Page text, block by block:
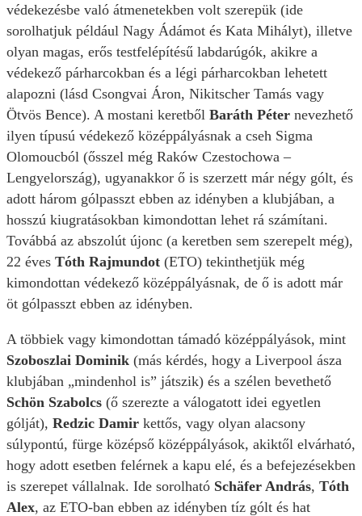
védekezésbe való átmenetekben volt szerepük (ide
sorolhatjuk például Nagy Ádámot és Kata Mihályt), illetve
olyan magas, erős testfelépítésű labdarúgók, akikre a
védekező párharcokban és a légi párharcokban lehetett
alapozni (lásd Csongvai Áron, Nikitscher Tamás vagy
Ötvös Bence). A mostani keretből Baráth Péter nevezhető
ilyen típusú védekező középpályásnak a cseh Sigma
Olomoucból (ősszel még Raków Czestochowa –
Lengyelország), ugyanakkor ő is szerzett már négy gólt, és
adott három gólpasszt ebben az idényben a klubjában, a
hosszú kiugratásokban kimondottan lehet rá számítani.
Továbbá az abszolút újonc (a keretben sem szerepelt még),
22 éves Tóth Rajmundot (ETO) tekinthetjük még
kimondottan védekező középpályásnak, de ő is adott már
öt gólpasszt ebben az idényben.
A többiek vagy kimondottan támadó középpályások, mint
Szoboszlai Dominik (más kérdés, hogy a Liverpool ásza
klubjában „mindenhol is” játszik) és a szélen bevethető
Schön Szabolcs (ő szerezte a válogatott idei egyetlen
gólját), Redzic Damir kettős, vagy olyan alacsony
súlypontú, fürge középső középpályások, akiktől elvárható,
hogy adott esetben felérnek a kapu elé, és a befejezésekben
is szerepet vállalnak. Ide sorolható Schäfer András, Tóth
Alex, az ETO-ban ebben az idényben tíz gólt és hat